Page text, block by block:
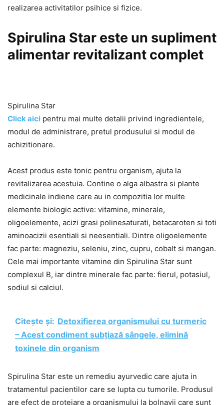
realizarea activitatilor psihice si fizice.
Spirulina Star este un supliment
alimentar revitalizant complet
Spirulina Star
Click aici pentru mai multe detalii privind ingredientele,
modul de administrare, pretul produsului si modul de
achizitionare.
Acest produs este tonic pentru organism, ajuta la
revitalizarea acestuia. Contine o alga albastra si plante
medicinale indiene care au in compozitia lor multe
elemente biologic active: vitamine, minerale,
oligoelemente, acizi grasi polinesaturati, betacaroten si toti
aminoacizii esentiali si neesentiali. Dintre oligoelemente
fac parte: magneziu, seleniu, zinc, cupru, cobalt si mangan.
Cele mai importante vitamine din Spirulina Star sunt
complexul B, iar dintre minerale fac parte: fierul, potasiul,
sodiul si calciul.
Citește și: Detoxifierea organismului cu turmeric
– Acest condiment subțiază sângele, elimină
toxinele din organism
Spirulina Star este un remediu ayurvedic care ajuta in
tratamentul pacientilor care se lupta cu tumorile. Produsul
are efect de protejare a organismului la bolnavii care sunt